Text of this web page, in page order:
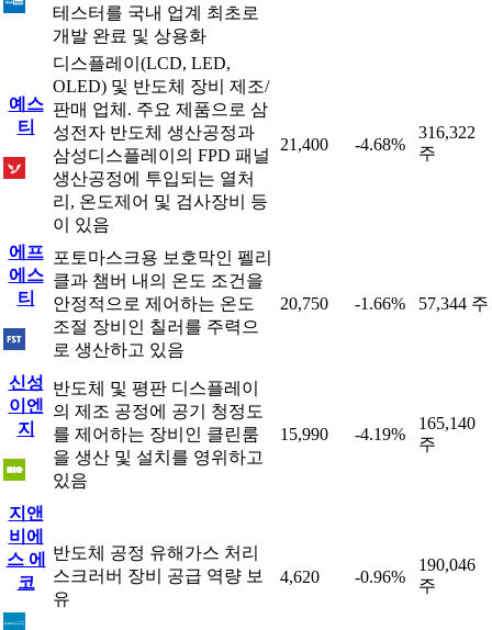
테스터를 국내 업계 최초로
개발 완료 및 상용화
예스
티
디스플레이(LCD, LED,
OLED) 및 반도체 장비 제조/
판매 업체. 주요 제품으로 삼
성전자 반도체 생산공정과
삼성디스플레이의 FPD 패널
생산공정에 투입되는 열처
리, 온도제어 및 검사장비 등
이 있음
21,400 -4.68%
316,322
주
에프
에스
티
포토마스크용 보호막인 펠리
클과 챔버 내의 온도 조건을
안정적으로 제어하는 온도
조절 장비인 칠러를 주력으
로 생산하고 있음
20,750 -1.66% 57,344 주
신성
이엔
지
반도체 및 평판 디스플레이
의 제조 공정에 공기 청정도
를 제어하는 장비인 클린룸
을 생산 및 설치를 영위하고
있음
15,990 -4.19%
165,140
주
지앤
비에
스 에
코
반도체 공정 유해가스 처리
스크러버 장비 공급 역량 보
유
4,620 -0.96%
190,046
주